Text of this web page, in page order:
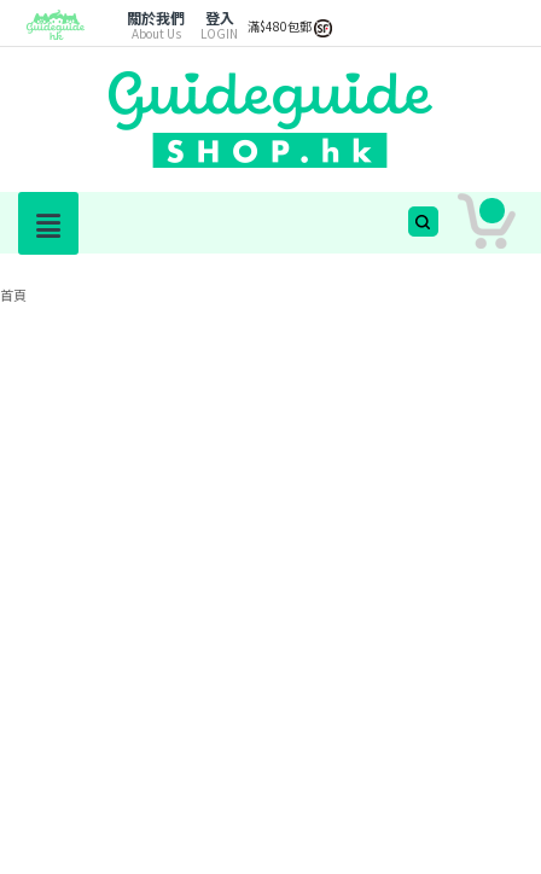
關於我們
About Us
登入
LOGIN 滿$480包郵
首頁